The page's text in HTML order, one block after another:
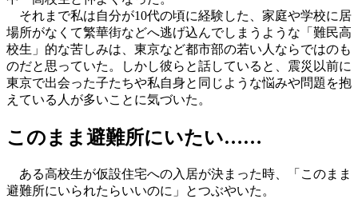
それまで私は自分が10代の頃に経験した、家庭や学校に居
場所がなくて繁華街などへ逃げ込んでしまうような「難民高
校生」的な苦しみは、東京など都市部の若い人ならではのも
のだと思っていた。しかし彼らと話していると、震災以前に
東京で出会った子たちや私自身と同じような悩みや問題を抱
えている人が多いことに気づいた。
このまま避難所にいたい……
ある高校生が仮設住宅への入居が決まった時、「このまま
避難所にいられたらいいのに」とつぶやいた。